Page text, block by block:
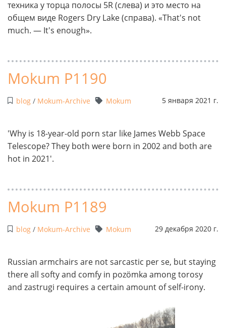
техника у торца полосы 5R (слева) и это место на
общем виде Rogers Dry Lake (справа). «That's not
much. — It's enough».
Mokum P1190
blog/ Mokum-Archive Mokum 5 января 2021 г.
'Why is 18-year-old porn star like James Webb Space
Telescope? They both were born in 2002 and both are
hot in 2021'.
Mokum P1189
blog/ Mokum-Archive Mokum 29 декабря 2020 г.
Russian armchairs are not sarcastic per se, but staying
there all softy and comfy in pozömka among torosy
and zastrugi requires a certain amount of self-irony.